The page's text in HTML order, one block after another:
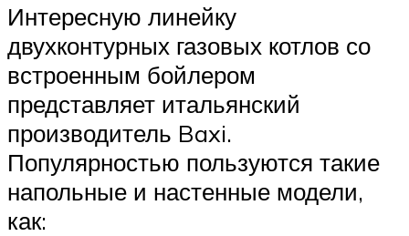
Интересную линейку
двухконтурных газовых котлов со
встроенным бойлером
представляет итальянский
производитель Baxi.
Популярностью пользуются такие
напольные и настенные модели,
как: